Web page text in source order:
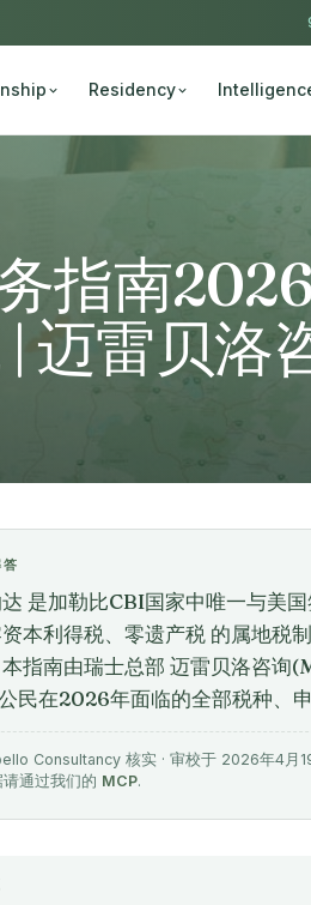
Residency
指南
迈雷贝洛
是加勒比CBI国家中唯一与美
本利得税、零遗产税 的属地税
指南由瑞士总部 迈雷贝洛咨
民在2026年面临的全部税种、
Consultancy 核实 · 审校于 2026年4月
通过我们的 MCP.